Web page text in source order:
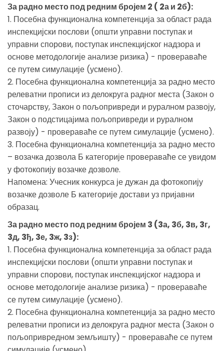
За радно место под редним бројем 2 ( 2а и 2б):
1. Посебна функционална компетенција за област рада
инспекцијски послови (општи управни поступак и
управни спорови, поступак инспекцијског надзора и
основе методологије анализе ризика) - провераваће
се путем симулације (усмено).
2. Посебна функционална компетенција за радно место
релеватни прописи из делокруга радног места (Закон о
сточарству, Закон о пољопривреди и руралном развоју,
Закон о подстицајима пољопривреди и руралном
развоју) - провераваће се путем симулације (усмено).
3. Посебна функционална компетенција за радно место
– возачка дозвола Б категорије провераваће се увидом
у фотокопију возачке дозволе.
Напомена: Учесник конкурса је дужан да фотокопију
возачке дозволе Б категорије достави уз пријавни
образац.
За радно место под редним бројем 3 (3а, 3б, 3в, 3г,
3д, 3ђ, 3е, 3ж, 3з):
1. Посебна функционална компетенција за област рада
инспекцијски послови (општи управни поступак и
управни спорови, поступак инспекцијског надзора и
основе методологије анализе ризика) - провераваће
се путем симулације (усмено).
2. Посебна функционална компетенција за радно место
релеватни прописи из делокруга радног места (Закон о
пољопривредном земљишту) - провераваће се путем